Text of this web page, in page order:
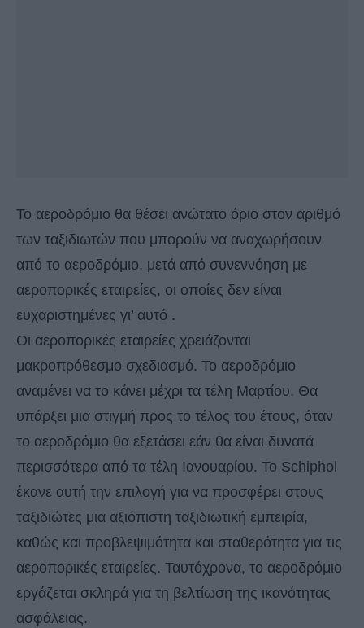
Το αεροδρόμιο θα θέσει ανώτατο όριο στον αριθμό
των ταξιδιωτών που μπορούν να αναχωρήσουν
από το αεροδρόμιο, μετά από συνεννόηση με
αεροπορικές εταιρείες, οι οποίες δεν είναι
ευχαριστημένες γι’ αυτό .
Οι αεροπορικές εταιρείες χρειάζονται
μακροπρόθεσμο σχεδιασμό. Το αεροδρόμιο
αναμένει να το κάνει μέχρι τα τέλη Μαρτίου. Θα
υπάρξει μια στιγμή προς το τέλος του έτους, όταν
το αεροδρόμιο θα εξετάσει εάν θα είναι δυνατά
περισσότερα από τα τέλη Ιανουαρίου. Το Schiphol
έκανε αυτή την επιλογή για να προσφέρει στους
ταξιδιώτες μια αξιόπιστη ταξιδιωτική εμπειρία,
καθώς και προβλεψιμότητα και σταθερότητα για τις
αεροπορικές εταιρείες. Ταυτόχρονα, το αεροδρόμιο
εργάζεται σκληρά για τη βελτίωση της ικανότητας
ασφάλειας.